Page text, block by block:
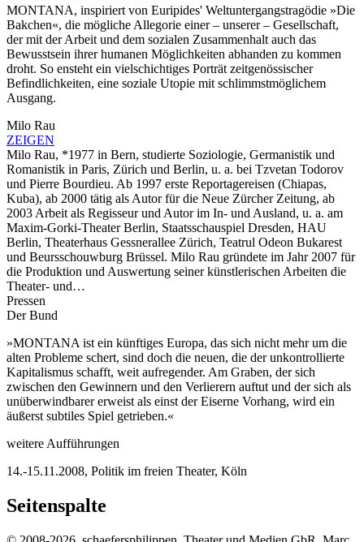
MONTANA, inspiriert von Euripides' Weltuntergangstragödie »Die
Bakchen«, die mögliche Allegorie einer – unserer – Gesellschaft,
der mit der Arbeit und dem sozialen Zusammenhalt auch das
Bewusstsein ihrer humanen Möglichkeiten abhanden zu kommen
droht. So ensteht ein vielschichtiges Porträt zeitgenössischer
Befindlichkeiten, eine soziale Utopie mit schlimmstmöglichem
Ausgang.
Milo Rau
ZEIGEN
Milo Rau, *1977 in Bern, studierte Soziologie, Germanistik und
Romanistik in Paris, Zürich und Berlin, u. a. bei Tzvetan Todorov
und Pierre Bourdieu. Ab 1997 erste Reportagereisen (Chiapas,
Kuba), ab 2000 tätig als Autor für die Neue Zürcher Zeitung, ab
2003 Arbeit als Regisseur und Autor im In- und Ausland, u. a. am
Maxim-Gorki-Theater Berlin, Staatsschauspiel Dresden, HAU
Berlin, Theaterhaus Gessnerallee Zürich, Teatrul Odeon Bukarest
und Beursschouwburg Brüssel. Milo Rau gründete im Jahr 2007 für
die Produktion und Auswertung seiner künstlerischen Arbeiten die
Theater- und…
Pressen
Der Bund
»MONTANA ist ein künftiges Europa, das sich nicht mehr um die
alten Probleme schert, sind doch die neuen, die der unkontrollierte
Kapitalismus schafft, weit aufregender. Am Graben, der sich
zwischen den Gewinnern und den Verlierern auftut und der sich als
unüberwindbarer erweist als einst der Eiserne Vorhang, wird ein
äußerst subtiles Spiel getrieben.«
weitere Aufführungen
14.-15.11.2008, Politik im freien Theater, Köln
Seitenspalte